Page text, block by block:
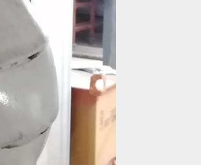
сварочный монтаж на
ручные методы.